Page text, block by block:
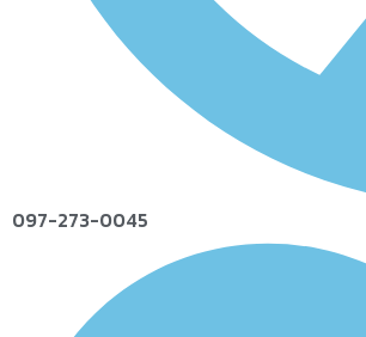
097-273-0045